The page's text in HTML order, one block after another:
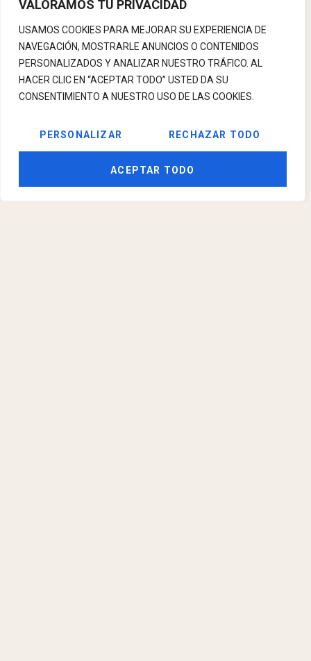
VALORAMOS TU PRIVACIDAD
USAMOS COOKIES PARA MEJORAR SU EXPERIENCIA DE
NAVEGACIÓN, MOSTRARLE ANUNCIOS O CONTENIDOS
PERSONALIZADOS Y ANALIZAR NUESTRO TRÁFICO. AL
HACER CLIC EN “ACEPTAR TODO” USTED DA SU
CONSENTIMIENTO A NUESTRO USO DE LAS COOKIES.
PERSONALIZAR RECHAZAR TODO
ACEPTAR TODO